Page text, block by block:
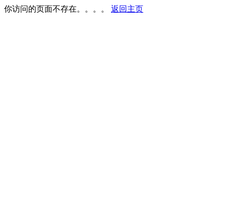
你访问的页面不存在。。。。 返回主页